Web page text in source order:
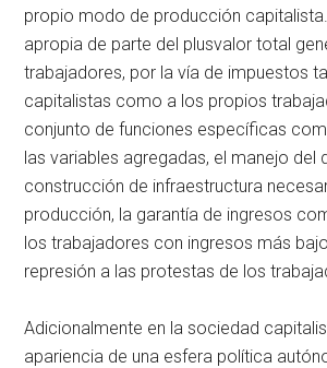
propio modo de producción
apropia de parte del plusvalor total
trabajadores, por la vía de impuestos
capitalistas como a los propios
conjunto de funciones específicas
las variables agregadas, el manejo del
construcción de infraestructura
producción, la garantía de ingresos
los trabajadores con ingresos más
represión a las protestas de los
Adicionalmente en la sociedad
apariencia de una esfera política